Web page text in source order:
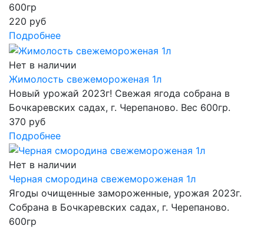
600гр
220 руб
Подробнее
Нет в наличии
Жимолость свежемороженая 1л
Новый урожай 2023г! Свежая ягода собрана в
Бочкаревских садах, г. Черепаново. Вес 600гр.
370 руб
Подробнее
Нет в наличии
Черная смородина свежемороженая 1л
Ягоды очищенные замороженные, урожая 2023г.
Собрана в Бочкаревских садах, г. Черепаново.
600гр